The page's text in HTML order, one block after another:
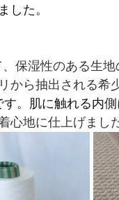
した。
保湿性のある生地
ら抽出される希
。肌に触れる内
心地に仕上げました